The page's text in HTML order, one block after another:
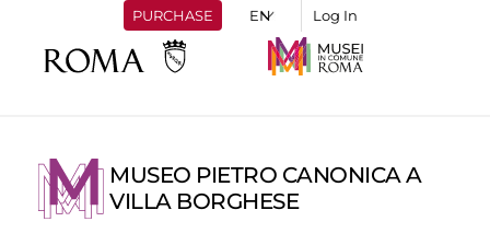
PURCHASE Log In
MUSEO PIETRO CANONICA A
VILLA BORGHESE